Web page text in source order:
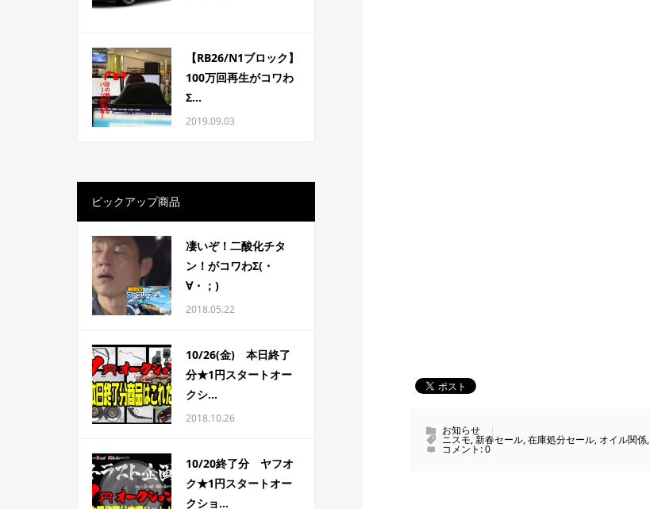
お知らせ
ニスモ,新春セール,在庫処分セール, オイル関係,
コメント:0
【RB26/N1ブロック】
100万回再生がコワわ
Σ...
2019.09.03
ピックアップ商品
凄いぞ！二酸化チタ
ン！がコワわΣ(・
∀・；)
2018.05.22
10/26(金) 本日終了
分★1円スタートオー
クシ...
2018.10.26
10/20終了分 ヤフオ
ク★1円スタートオー
クショ...